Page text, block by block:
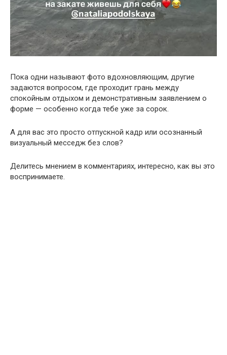
Пока одни называют фото вдохновляющим, другие
задаются вопросом, где проходит грань между
спокойным отдыхом и демонстративным заявлением о
форме — особенно когда тебе уже за сорок.
А для вас это просто отпускной кадр или осознанный
визуальный месседж без слов?
Делитесь мнением в комментариях, интересно, как вы это
воспринимаете.